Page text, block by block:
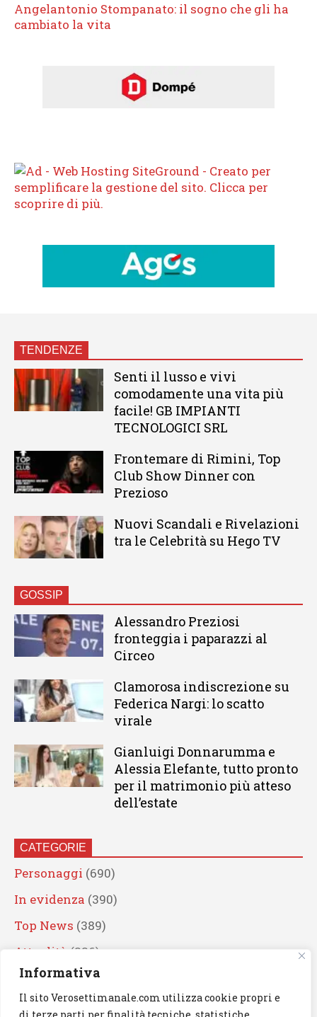
Informativa
Il sito Verosettimanale.com utilizza cookie propri e
Angelantonio Stompanato: il sogno che gli ha
cambiato la vita
TENDENZE
Senti il lusso e vivi
comodamente una vita più
facile! GB IMPIANTI
TECNOLOGICI SRL
Frontemare di Rimini, Top
Club Show Dinner con
Prezioso
Nuovi Scandali e Rivelazioni
tra le Celebrità su Hego TV
GOSSIP
Alessandro Preziosi
fronteggia i paparazzi al
Circeo
Clamorosa indiscrezione su
Federica Nargi: lo scatto
virale
Gianluigi Donnarumma e
Alessia Elefante, tutto pronto
per il matrimonio più atteso
dell’estate
CATEGORIE
Personaggi (690)
In evidenza (390)
Top News (389)
Attualità (336)
Eventi(330)
Artisti (241)